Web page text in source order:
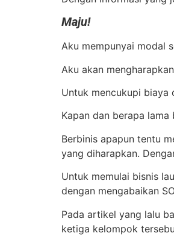
Maju!
Aku mempunyai modal
Aku akan
Untuk mencukupi biaya
Kapan dan berapa
Berbinis apapun tentu
yang diharapkan.
Untuk memulai bisnis
dengan mengabaikan
Pada artikel yang lalu
ketiga kelompok